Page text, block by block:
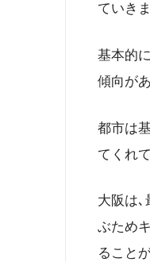
ていきま
基本的
傾向が
都市は
てくれ
大阪は､
ぶため
ること